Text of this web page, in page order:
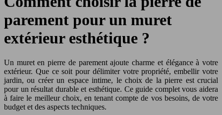
parement pour un muret
extérieur esthétique ?
Un muret en pierre de parement ajoute charme et élégance à votre
extérieur. Que ce soit pour délimiter votre propriété, embellir votre
jardin, ou créer un espace intime, le choix de la pierre est crucial
pour un résultat durable et esthétique. Ce guide complet vous aidera
à faire le meilleur choix, en tenant compte de vos besoins, de votre
budget et des aspects techniques.